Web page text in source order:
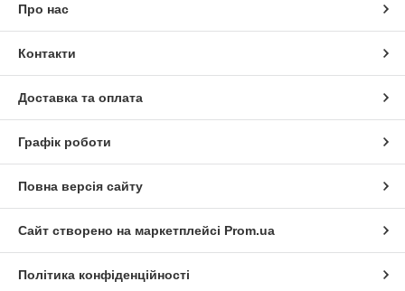
Про нас
Контакти
Доставка та оплата
Графік роботи
Повна версія сайту
Сайт створено на маркетплейсі Prom.ua
Політика конфіденційності